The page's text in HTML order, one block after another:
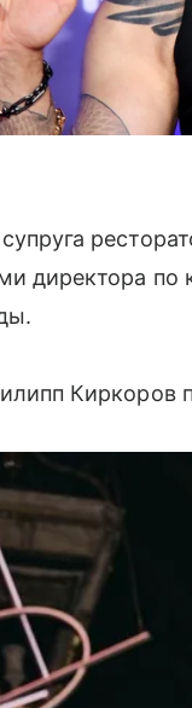
директора
Киркоров